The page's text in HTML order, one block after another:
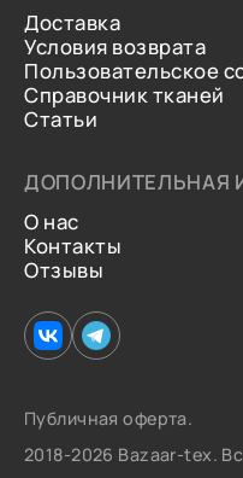
Доставка
Условия возврата
Пользовательское
Справочник тканей
Статьи
ДОПОЛНИТЕЛЬНАЯ
О нас
Контакты
Отзывы
Публичная оферта.
2018-2026 Bazaar-tex.